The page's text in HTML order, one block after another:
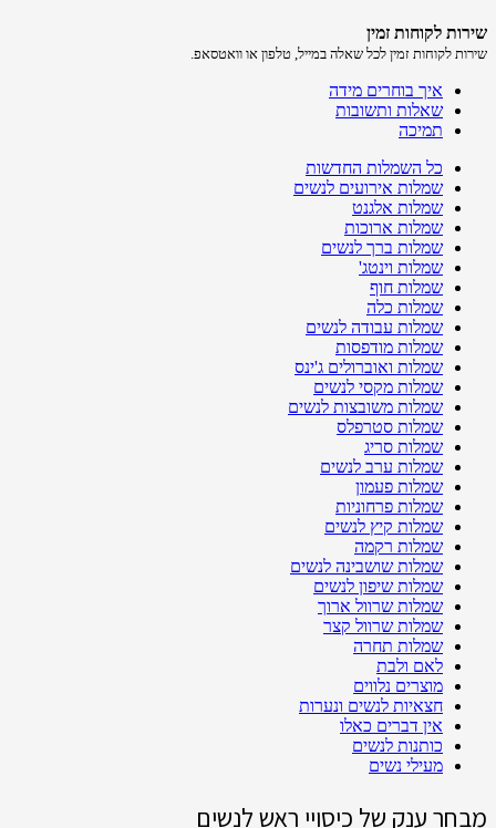
שירות לקוחות זמין
שירות לקוחות זמין לכל שאלה במייל, טלפון או וואטסאפ.
איך בוחרים מידה
שאלות ותשובות
תמיכה
כל השמלות החדשות
שמלות אירועים לנשים
שמלות אלגנט
שמלות ארוכות
שמלות ברך לנשים
שמלות וינטג'
שמלות חוף
שמלות כלה
שמלות עבודה לנשים
שמלות מודפסות
שמלות ואוברולים ג'ינס
שמלות מקסי לנשים
שמלות משובצות לנשים
שמלות סטרפלס
שמלות סריג
שמלות ערב לנשים
שמלות פעמון
שמלות פרחוניות
שמלות קיץ לנשים
שמלות רקמה
שמלות שושבינה לנשים
שמלות שיפון לנשים
שמלות שרוול ארוך
שמלות שרוול קצר
שמלות תחרה
לאם ולבת
מוצרים נלווים
חצאיות לנשים ונערות
אין דברים כאלו
כותנות לנשים
מעילי נשים
מבחר ענק של כיסויי ראש לנשים